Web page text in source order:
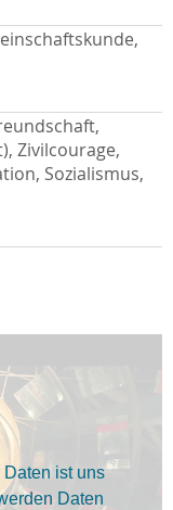
Zivilcourage,
Sozialismus,
ist uns
Daten